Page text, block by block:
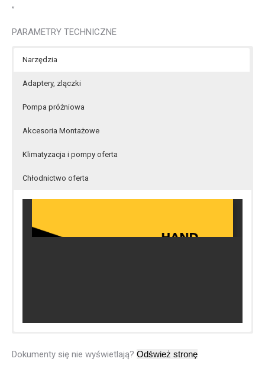
”
PARAMETRY TECHNICZNE
Narzędzia
Adaptery, zlączki
Pompa próżniowa
Akcesoria Montażowe
Klimatyzacja i pompy oferta
Chłodnictwo oferta
Dokumenty się nie wyświetlają?